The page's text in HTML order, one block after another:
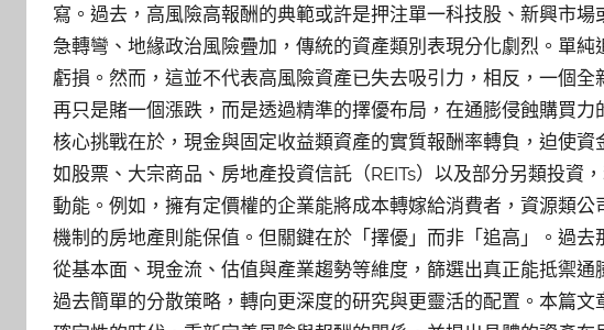
寫。過去，高風險高報酬的典範或許是押注單一科技股、新興市
急轉彎、地緣政治風險疊加，傳統的資產類別表現分化劇烈。單
虧損。然而，這並不代表高風險資產已失去吸引力，相反，一個
再只是賭一個漲跌，而是透過精準的擇優布局，在通膨侵蝕購買
核心挑戰在於，現金與固定收益類資產的實質報酬率轉負，迫使
如股票、大宗商品、房地產投資信託（REITs）以及部分另類投資
動能。例如，擁有定價權的企業能將成本轉嫁給消費者，資源類
機制的房地產則能保值。但關鍵在於「擇優」而非「追高」。過
從基本面、現金流、估值與產業趨勢等維度，篩選出真正能抵禦
過去簡單的分散策略，轉向更深度的研究與更靈活的配置。本篇